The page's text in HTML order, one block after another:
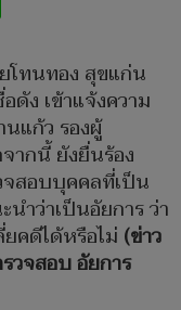
โทนทอง สุขแก่น
ดัง เข้าแจ้งความ
แก้ว รองผู้
ากนี้ ยังยื่นร้อง
จสอบบุคคลที่เป็น
ำว่าเป็นอัยการ ว่า
ยคดีได้หรือไม่ (ข่าว
วจสอบ อัยการ